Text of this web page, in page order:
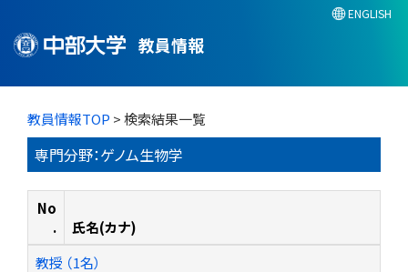
教員情報
ENGLISH
教員情報TOP > 検索結果一覧
専門分野：ゲノム生物学
No
.
氏名(カナ)
教授 （1名）